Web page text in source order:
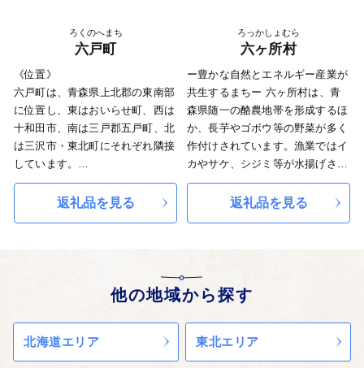
リズム（以下「しもきたツーリズ
ム」）に返礼品配送等を委託して
おります。
その際は、ふるさとチョイスから
の申込・寄附であっても、しもき
たツーリズムから案内することが
ありますので、ご了承願います。
個人情報等の取扱いは以下の通り
ツーリズムより申込者に通知し当
町指定の代替品から選択を求めま
す。
②当町は自己又はしもきたツーリ
ズムに帰責事由なく申込者が返礼
ろくのへまち
六戸町
《位置》
六戸町は、青森県上北郡の東南部
に位置し、東はおいらせ町、西は
十和田市、南は三戸郡五戸町、北
は三沢市・東北町にそれぞれ隣接
しています。
《地勢》
南部台岳地帯の一部を形成してい
る洪積層の大地と、細長い洪積平
川で、町の中央よりやや南部を東
西に流れており、その流域には水
田が広がっています。
《気候》
北東北にありながら、雪が比較的
返礼品を見る
ろっかしょむら
六ヶ所村
ー豊かな自然とエネルギー産業が
共生するまちー 六ヶ所村は、青
森県随一の酪農地帯を形成するほ
か、長芋やゴボウ等の野菜が多く
作付けされています。漁業ではイ
カやサケ、シジミ等が水揚げさ
れ、これら一次産品は村の代表的
な特産品となっています。 ま
た、六ヶ所村は全国的にも珍しい
ます。原子燃料サイクルをはじめ
エネルギーを積極的に導入し、エ
ネルギー産業を軸としたまちづく
りにも力を入れています。
返礼品を見る
他の地域から探す
北海道エリア 東北エリア